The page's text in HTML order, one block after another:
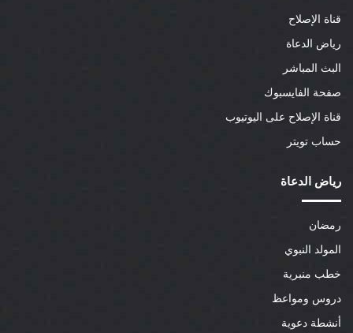
قناة الإصلاح
رياض الدعاة
البث المباشر
صفحة الفايسبوك
قناة الإصلاح على اليوتيوب
حساب تويتر
رياض الدعاة
رمضان
المولد النبوي
خطب منبرية
دروس ومواعظ
أنشطة دعوية